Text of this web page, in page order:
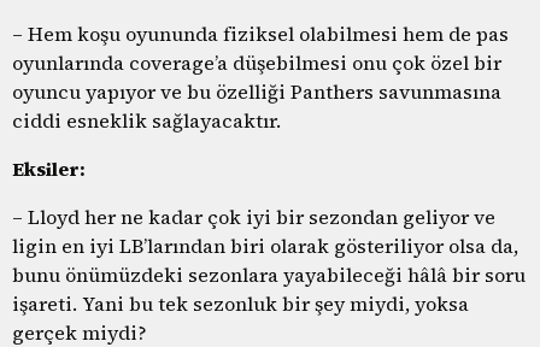
– Hem koşu oyununda fiziksel olabilmesi hem de pas
oyunlarında coverage’a düşebilmesi onu çok özel bir
oyuncu yapıyor ve bu özelliği Panthers savunmasına
ciddi esneklik sağlayacaktır.
Eksiler:
– Lloyd her ne kadar çok iyi bir sezondan geliyor ve
ligin en iyi LB’larından biri olarak gösteriliyor olsa da,
bunu önümüzdeki sezonlara yayabileceği hâlâ bir soru
işareti. Yani bu tek sezonluk bir şey miydi, yoksa
gerçek miydi?